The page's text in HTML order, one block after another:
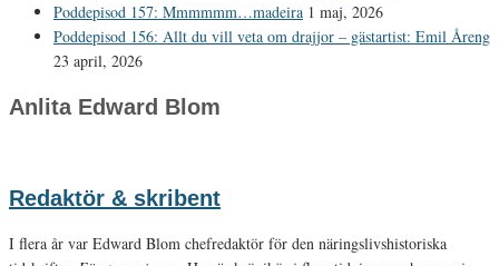
Poddepisod 157: Mmmmmm…madeira 1 maj, 2026
Poddepisod 156: Allt du vill veta om drajjor – gästartist: Emil Åreng
23 april, 2026
Anlita Edward Blom
Redaktör & skribent
I flera år var Edward Blom chefredaktör för den näringslivshistoriska